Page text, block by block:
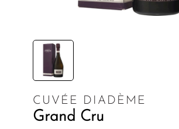
CUVÉE DIADÈME
Grand Cru